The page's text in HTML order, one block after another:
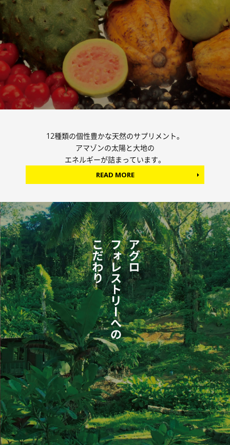
12種類の個性豊かな天然のサプリメント。
アマゾンの太陽と大地の
エネルギーが詰まっています。
READ MORE